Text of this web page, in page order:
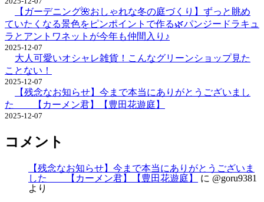
【ガーデニング🌺おしゃれな冬の庭づくり】ずっと眺め
ていたくなる景色をピンポイントで作る🌿パンジードラキュ
ラとアントワネットが今年も仲間入り♪
2025-12-07
大人可愛いオシャレ雑貨！こんなグリーンショップ見た
ことない！
2025-12-07
【残念なお知らせ】今まで本当にありがとうございまし
た 【カーメン君】【豊田花遊庭】
2025-12-07
コメント
【残念なお知らせ】今まで本当にありがとうございま
した 【カーメン君】【豊田花遊庭】
に @goru9381
より